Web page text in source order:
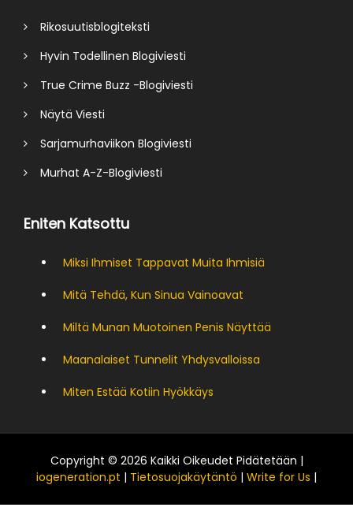
Rikosuutisblogiteksti
Hyvin Todellinen Blogiviesti
True Crime Buzz -Blogiviesti
Näytä Viesti
Sarjamurhaviikon Blogiviesti
Murhat A-Z-Blogiviesti
Eniten Katsottu
Miksi Ihmiset Tappavat Muita Ihmisiä
Mitä Tehdä, Kun Sinua Vainoavat
Miltä Munan Muotoinen Penis Näyttää
Maanalaiset Tunnelit Yhdysvalloissa
Miten Estää Kotiin Hyökkäys
Copyright © 2026 Kaikki Oikeudet Pidätetään |
iogeneration.pt | Tietosuojakäytäntö | Write for Us |